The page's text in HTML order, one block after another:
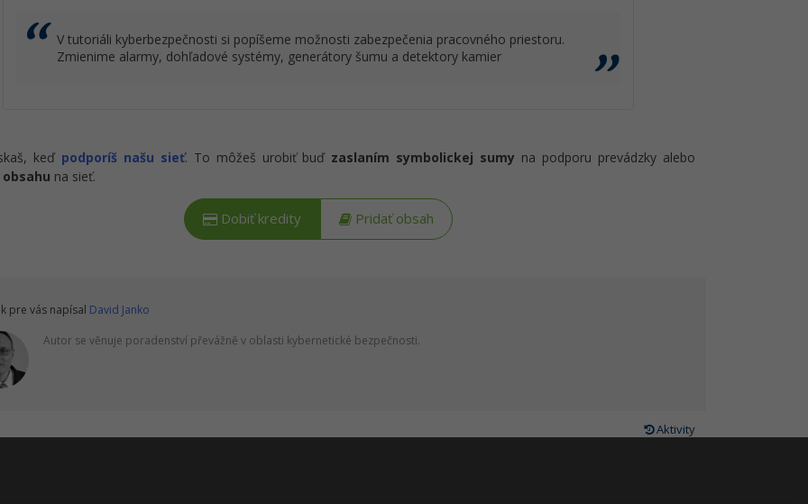
V tutoriáli kyberbezpečnosti si popíšeme možnosti zabezpečenia pracovného priestoru.
Zmienime alarmy, dohľadové systémy, generátory šumu a detektory kamier
keď podporíš našu sieť. To môžeš urobiť buď zaslaním symbolickej sumy na podporu prevádzky alebo
na sieť.
Dobiť kredity Pridať obsah
pre vás napísal David Janko
Autor se věnuje poradenství převážně v oblasti kybernetické bezpečnosti.
Aktivity